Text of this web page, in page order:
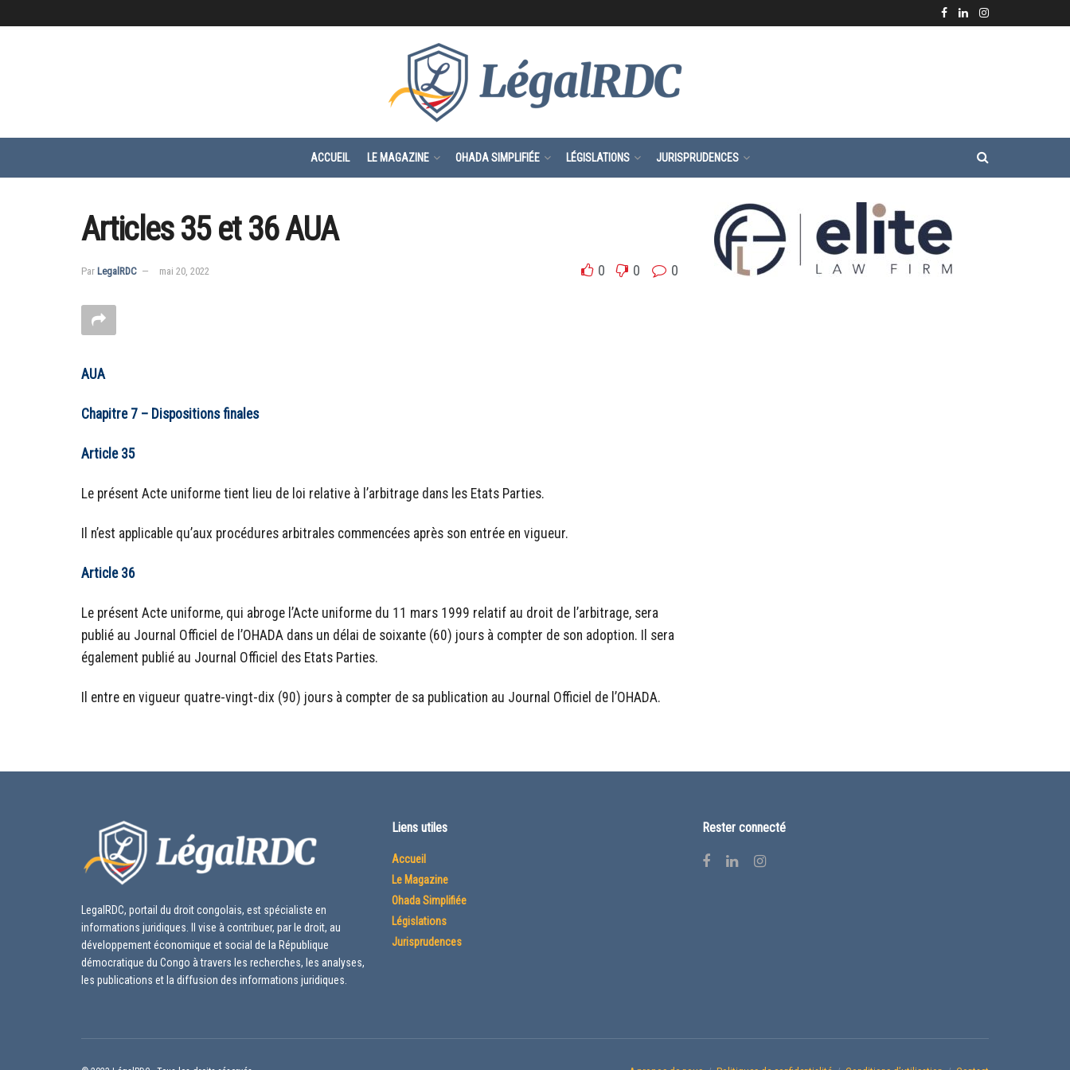
ACCUEIL LE MAGAZINE OHADA SIMPLIFIÉE LÉGISLATIONS JURISPRUDENCES
Articles 35 et 36 AUA
Par LegalRDC mai 20, 2022 0 0 0
AUA
Chapitre 7 – Dispositions finales
Article 35
Le présent Acte uniforme tient lieu de loi relative à l’arbitrage dans les Etats Parties.
Il n’est applicable qu’aux procédures arbitrales commencées après son entrée en vigueur.
Article 36
Le présent Acte uniforme, qui abroge l’Acte uniforme du 11 mars 1999 relatif au droit de l’arbitrage, sera
publié au Journal Officiel de l’OHADA dans un délai de soixante (60) jours à compter de son adoption. Il sera
également publié au Journal Officiel des Etats Parties.
Il entre en vigueur quatre-vingt-dix (90) jours à compter de sa publication au Journal Officiel de l’OHADA.
LegalRDC, portail du droit congolais, est spécialiste en
informations juridiques. Il vise à contribuer, par le droit, au
développement économique et social de la République
démocratique du Congo à travers les recherches, les analyses,
les publications et la diffusion des informations juridiques.
Liens utiles
Accueil
Le Magazine
Ohada Simplifiée
Législations
Jurisprudences
Rester connecté